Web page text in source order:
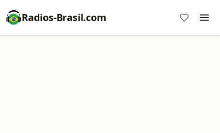
Radios-Brasil.com